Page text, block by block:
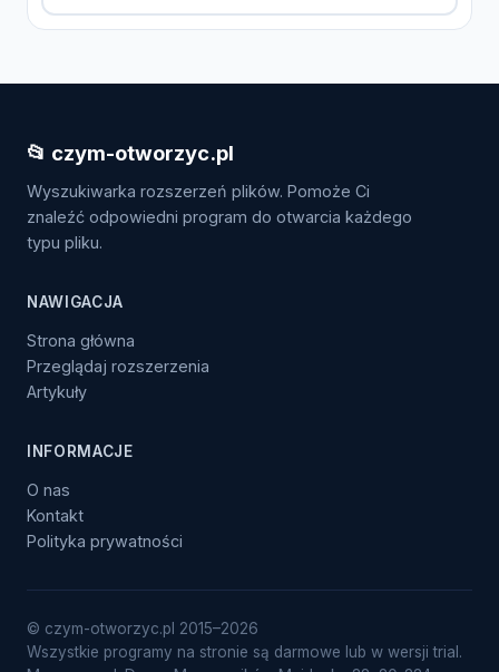
📂 czym-otworzyc.pl
Wyszukiwarka rozszerzeń plików. Pomoże Ci
znaleźć odpowiedni program do otwarcia każdego
typu pliku.
NAWIGACJA
Strona główna
Przeglądaj rozszerzenia
Artykuły
INFORMACJE
O nas
Kontakt
Polityka prywatności
© czym-otworzyc.pl 2015–2026
Wszystkie programy na stronie są darmowe lub w wersji trial.